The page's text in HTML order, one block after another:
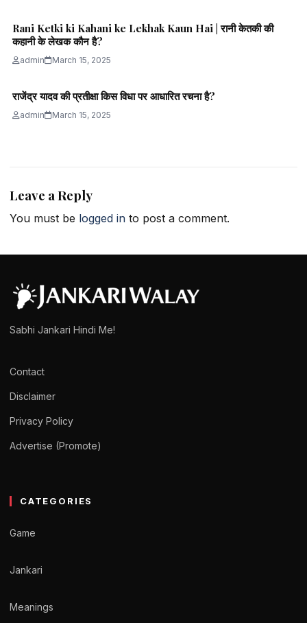
Rani Ketki ki Kahani ke Lekhak Kaun Hai | रानी केतकी की
कहानी के लेखक कौन है?
admin March 15, 2025
राजेंद्र यादव की प्रतीक्षा किस विधा पर आधारित रचना है?
admin March 15, 2025
Leave a Reply
You must be logged in to post a comment.
Sabhi Jankari Hindi Me!
Contact
Disclaimer
Privacy Policy
Advertise (Promote)
CATEGORIES
Game
Jankari
Meanings